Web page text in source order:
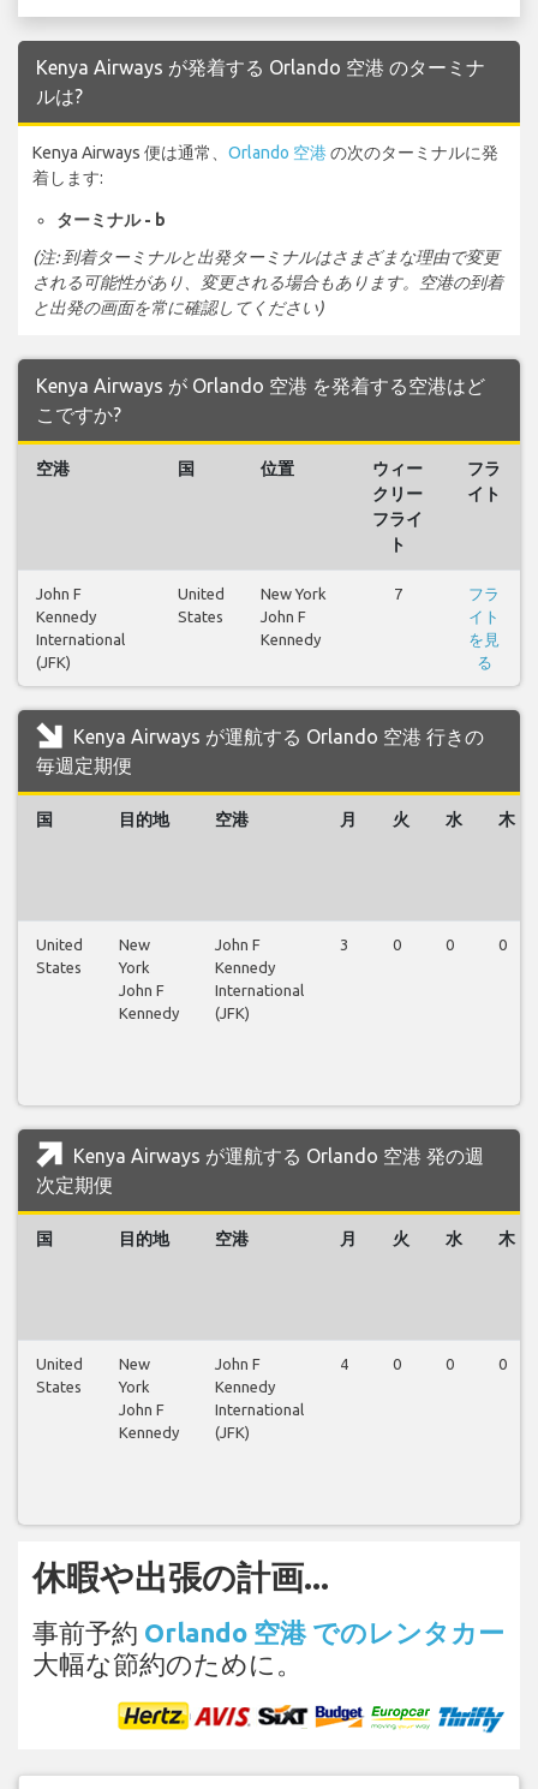
Kenya Airways が発着する Orlando 空港 のターミナ
ルは?
Kenya Airways 便は通常、 Orlando 空港の次のターミナルに発
着します:
ターミナル - b
(注: 到着ターミナルと出発ターミナルはさまざまな理由で変更
される可能性があり、変更される場合もあります。空港の到着
と出発の画面を常に確認してください)
Kenya Airways が Orlando 空港 を発着する空港はど
こですか?
空港 国 位置
ウィー
クリー
フライ
ト
フラ
イト
John F
Kennedy
International
(JFK)
United
States
New York
John F
Kennedy
7
フラ
イト
を見
る
Kenya Airways が運航する Orlando 空港 行きの
毎週定期便
国 目的地 空港 月 火 水 木
United
States
New
York
John F
Kennedy
John F
Kennedy
International
(JFK)
3 0 0 0
Kenya Airways が運航する Orlando 空港 発の週
次定期便
国 目的地 空港 月 火 水 木
United
States
New
York
John F
Kennedy
John F
Kennedy
International
(JFK)
4 0 0 0
休暇や出張の計画...
事前予約 Orlando 空港 でのレンタカー
大幅な節約のために。